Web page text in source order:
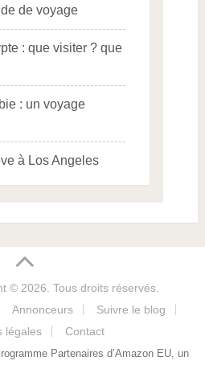
de voyage
: que visiter ? que
: un voyage
à Los Angeles
© 2026. Tous droits réservés.
Annonceurs
Suivre le blog
légales
Contact
Partenaires d’Amazon EU, un